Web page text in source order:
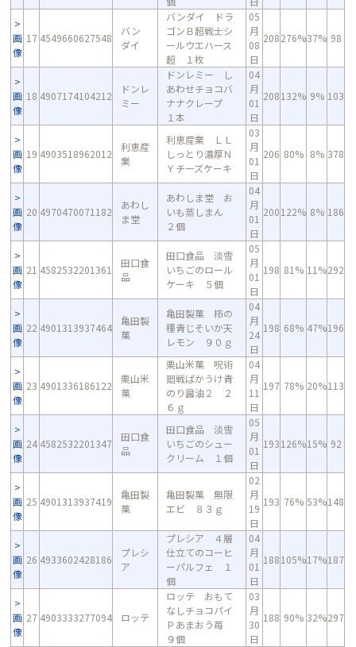
画
像
17 4549660627548
バン
ダイ
バンダイ ドラ
ゴンＢ超戦士シ
ールウエハース
超 １枚
05
月
08
日
208276%37% 98
画
像
18 4907174104212
ドンレ
ミー
ドンレミー し
あわせチョコバ
ナナクレープ
１本
04
月
01
日
208132% 9% 103
画
像
19 4903518962012
利恵産
業
利恵産業 ＬＬ
しっとり濃厚Ｎ
Ｙチーズケーキ
03
月
01
日
206 80% 8% 378
画
像
20 4970470071182
あわし
ま堂
あわしま堂 お
いも蒸しまん
２個
04
月
01
日
200122% 8% 186
画
像
21 4582532201361
田口食
品
田口食品 淡雪
いちごのロール
ケーキ ５個
05
月
01
日
198 81% 11%292
画
像
22 4901313937464
亀田製
菓
亀田製菓 柿の
種青じそいか天
レモン ９０ｇ
04
月
24
日
198 68% 47%196
画
像
23 4901336186122
栗山米
菓
栗山米菓 呪術
廻戦ばかうけ青
のり醤油２ ２
６ｇ
04
月
11
日
197 78% 20%113
画
像
24 4582532201347
田口食
品
田口食品 淡雪
いちごのシュー
クリーム １個
05
月
01
日
193126%15% 92
画
像
25 4901313937419
亀田製
菓
亀田製菓 無限
エビ ８３ｇ
02
月
19
日
193 76% 53%148
画
像
26 4933602428186
プレシ
ア
プレシア ４層
仕立てのコーヒ
ーパルフェ １
個
04
月
01
日
188105%17%187
画
像
27 4903333277094 ロッテ
ロッテ おもて
なしチョコパイ
Ｐあまおう苺
９個
03
月
30
日
188 90% 32%297